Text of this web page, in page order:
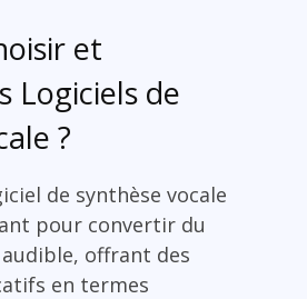
et
Logiciels de
?
de synthèse vocale
pour convertir du
offrant des
en termes